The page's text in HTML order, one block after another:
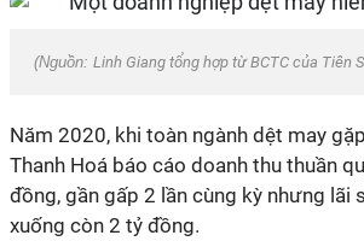
(Nguồn: Linh Giang tổng hợp từ BCTC của Tiên
Năm 2020, khi toàn ngành dệt may
Thanh Hoá báo cáo doanh thu thuần
đồng, gần gấp 2 lần cùng kỳ nhưng lãi
xuống còn 2 tỷ đồng.